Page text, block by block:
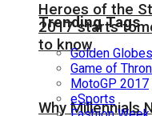
Heroes of the
2017 starts
to know
Why Millennials
Trending Tags
Golden Globes
Game of
MotoGP 2017
eSports